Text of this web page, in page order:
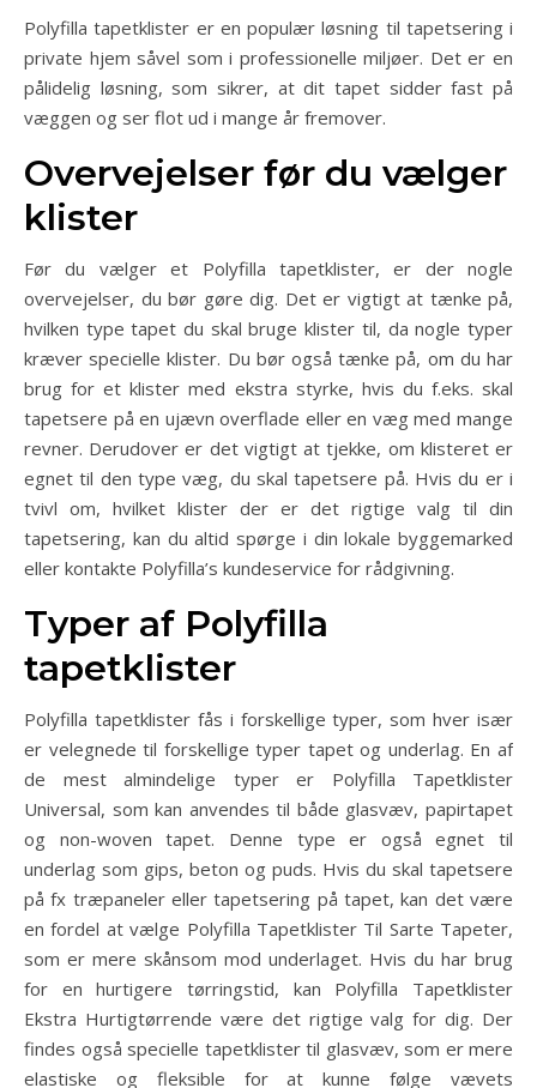
Polyfilla tapetklister er en populær løsning til tapetsering i
private hjem såvel som i professionelle miljøer. Det er en
pålidelig løsning, som sikrer, at dit tapet sidder fast på
væggen og ser flot ud i mange år fremover.
Overvejelser før du vælger
klister
Før du vælger et Polyfilla tapetklister, er der nogle
overvejelser, du bør gøre dig. Det er vigtigt at tænke på,
hvilken type tapet du skal bruge klister til, da nogle typer
kræver specielle klister. Du bør også tænke på, om du har
brug for et klister med ekstra styrke, hvis du f.eks. skal
tapetsere på en ujævn overflade eller en væg med mange
revner. Derudover er det vigtigt at tjekke, om klisteret er
egnet til den type væg, du skal tapetsere på. Hvis du er i
tvivl om, hvilket klister der er det rigtige valg til din
tapetsering, kan du altid spørge i din lokale byggemarked
eller kontakte Polyfilla’s kundeservice for rådgivning.
Typer af Polyfilla
tapetklister
Polyfilla tapetklister fås i forskellige typer, som hver især
er velegnede til forskellige typer tapet og underlag. En af
de mest almindelige typer er Polyfilla Tapetklister
Universal, som kan anvendes til både glasvæv, papirtapet
og non-woven tapet. Denne type er også egnet til
underlag som gips, beton og puds. Hvis du skal tapetsere
på fx træpaneler eller tapetsering på tapet, kan det være
en fordel at vælge Polyfilla Tapetklister Til Sarte Tapeter,
som er mere skånsom mod underlaget. Hvis du har brug
for en hurtigere tørringstid, kan Polyfilla Tapetklister
Ekstra Hurtigtørrende være det rigtige valg for dig. Der
findes også specielle tapetklister til glasvæv, som er mere
elastiske og fleksible for at kunne følge vævets